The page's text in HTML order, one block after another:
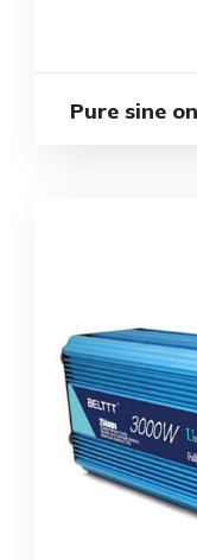
Pure sine